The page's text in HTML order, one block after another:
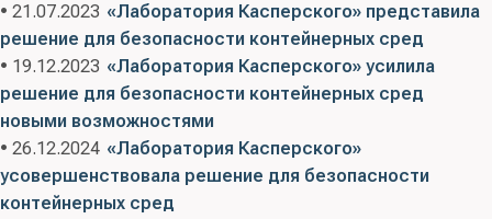
• 21.07.2023 «Лаборатория Касперского» представила
решение для безопасности контейнерных сред
• 19.12.2023 «Лаборатория Касперского» усилила
решение для безопасности контейнерных сред
новыми возможностями
• 26.12.2024 «Лаборатория Касперского»
усовершенствовала решение для безопасности
контейнерных сред